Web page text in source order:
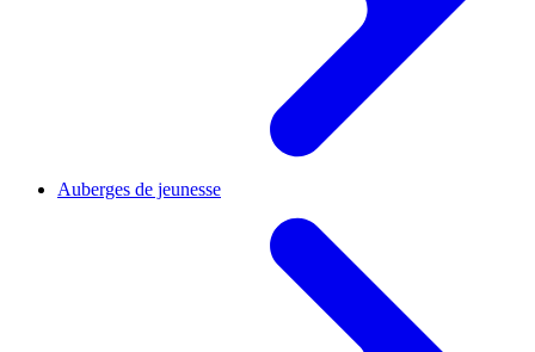
Auberges de jeunesse